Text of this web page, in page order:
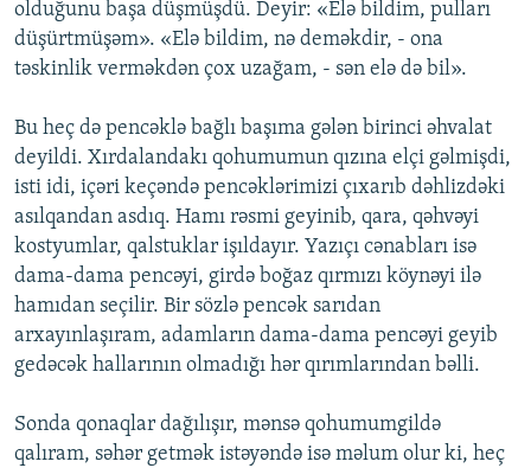
olduğunu başa düşmüşdü. Deyir: «Elə bildim, pulları
düşürtmüşəm». «Elə bildim, nə deməkdir, - ona
təskinlik verməkdən çox uzağam, - sən elə də bil».
Bu heç də pencəklə bağlı başıma gələn birinci əhvalat
deyildi. Xırdalandakı qohumumun qızına elçi gəlmişdi,
isti idi, içəri keçəndə pencəklərimizi çıxarıb dəhlizdəki
asılqandan asdıq. Hamı rəsmi geyinib, qara, qəhvəyi
kostyumlar, qalstuklar işıldayır. Yazıçı cənabları isə
dama-dama pencəyi, girdə boğaz qırmızı köynəyi ilə
hamıdan seçilir. Bir sözlə pencək sarıdan
arxayınlaşıram, adamların dama-dama pencəyi geyib
gedəcək hallarının olmadığı hər qırımlarından bəlli.
Sonda qonaqlar dağılışır, mənsə qohumumgildə
qalıram, səhər getmək istəyəndə isə məlum olur ki, heç